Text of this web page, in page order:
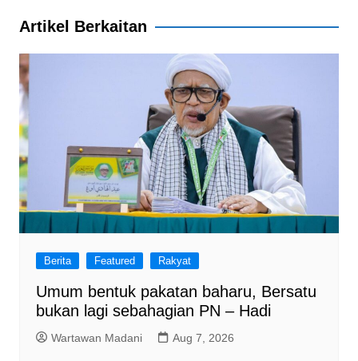
Artikel Berkaitan
Berita Featured Rakyat
Umum bentuk pakatan baharu, Bersatu
bukan lagi sebahagian PN – Hadi
Wartawan Madani Aug 7, 2026